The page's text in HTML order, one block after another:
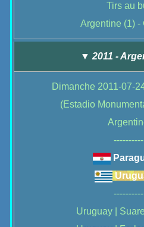
Tirs au
Argentine (1) -
▼ 2011 -
Dimanche 2011-07-
(Estadio
----------
----------
Uruguay |